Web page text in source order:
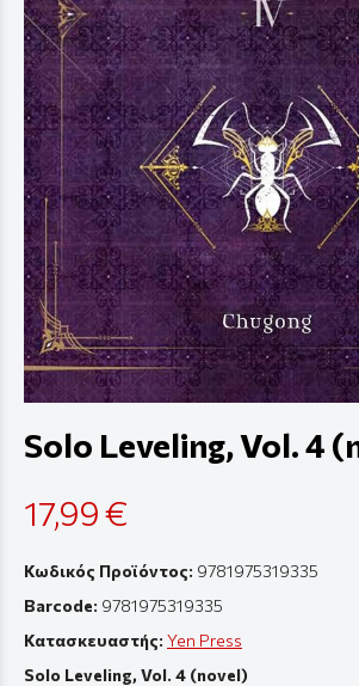
Solo Leveling, Vol. 4
17,99 €
Κωδικός Προϊόντος: 9781975319335
Barcode: 9781975319335
Κατασκευαστής: Yen Press
Solo Leveling, Vol. 4 (novel)